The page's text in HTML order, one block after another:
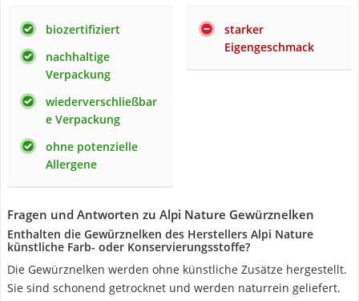
biozertifiziert
nachhaltige
Verpackung
wiederverschließbar
e Verpackung
ohne potenzielle
Allergene
starker
Eigengeschmack
Fragen und Antworten zu Alpi Nature Gewürznelken
Enthalten die Gewürznelken des Herstellers Alpi Nature
künstliche Farb- oder Konservierungsstoffe?
Die Gewürznelken werden ohne künstliche Zusätze hergestellt.
Sie sind schonend getrocknet und werden naturrein geliefert.